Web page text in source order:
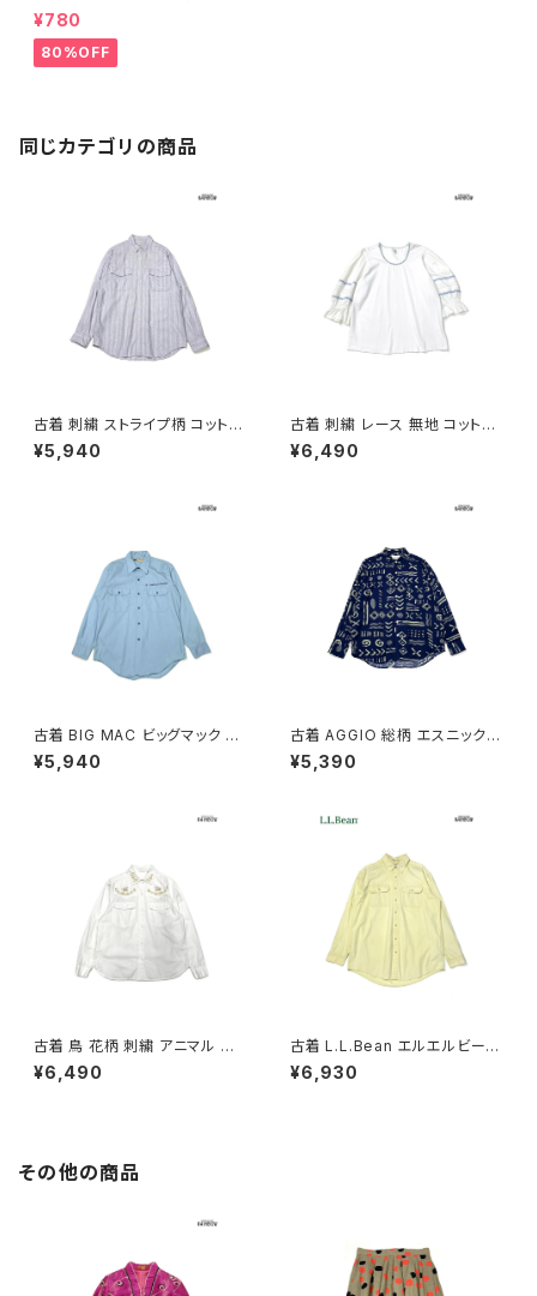
T IN THYME LTD. アメリカ製
前開き ストライプ柄 レーヨン 長
袖 シャツ グレー ( ttu220846
2 )
¥780
80%OFF
同じカテゴリの商品
古着 刺繍 ストライプ柄 コットン
100％ 長袖 シャツ パステル 紫
(ttu2603112)
¥5,940
古着 刺繍 レース 無地 コットン
七分袖 ブラウス 白 (ttu26060
27)
¥6,490
古着 BIG MAC ビッグマック 刺
繍 無地 コットン 長袖 シャツ 青
水色 (ttu2603111)
¥5,940
古着 AGGIO 総柄 エスニック柄
長袖 シャツ 紺 (ttu2603110)
¥5,390
古着 鳥 花柄 刺繍 アニマル コッ
トン100％ 長袖 シャツ 白 (ttu2
602024)
¥6,490
古着 L.L.Bean エルエルビーン
無地 コットン100％ 長袖 シャツ
黄 (ttu2603109)
¥6,930
その他の商品